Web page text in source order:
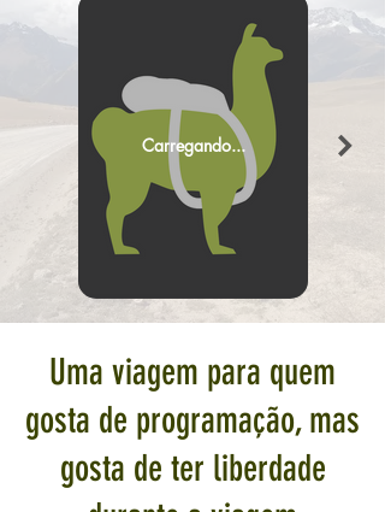
Carregando...
Uma viagem para quem
gosta de programação, mas
gosta de ter liberdade